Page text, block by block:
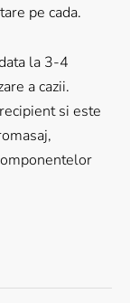
pe cada.
la 3-4
a cazii.
si este